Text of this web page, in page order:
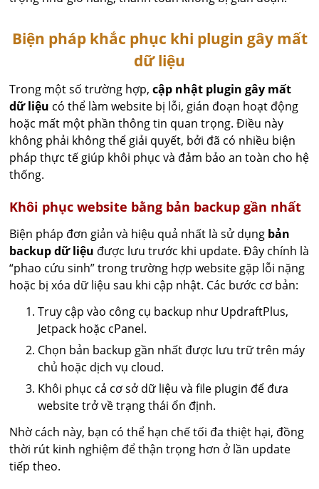
Biện pháp khắc phục khi plugin gây mất
dữ liệu
Trong một số trường hợp,cập nhật plugin gây mất
dữ liệu có thể làm website bị lỗi, gián đoạn hoạt động
hoặc mất một phần thông tin quan trọng. Điều này
không phải không thể giải quyết, bởi đã có nhiều biện
pháp thực tế giúp khôi phục và đảm bảo an toàn cho hệ
thống.
Khôi phục website bằng bản backup gần nhất
Biện pháp đơn giản và hiệu quả nhất là sử dụng bản
backup dữ liệu được lưu trước khi update. Đây chính là
“phao cứu sinh” trong trường hợp website gặp lỗi nặng
hoặc bị xóa dữ liệu sau khi cập nhật. Các bước cơ bản:
Truy cập vào công cụ backup như UpdraftPlus,
Jetpack hoặc cPanel.
Chọn bản backup gần nhất được lưu trữ trên máy
chủ hoặc dịch vụ cloud.
Khôi phục cả cơ sở dữ liệu và file plugin để đưa
website trở về trạng thái ổn định.
Nhờ cách này, bạn có thể hạn chế tối đa thiệt hại, đồng
thời rút kinh nghiệm để thận trọng hơn ở lần update
tiếp theo.